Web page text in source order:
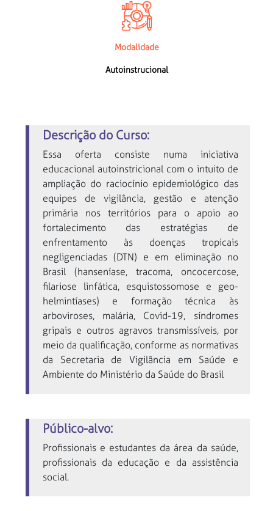
Modalidade
Autoinstrucional
Descrição do Curso:
Essa oferta consiste numa iniciativa
educacional autoinstricional com o intuito de
ampliação do raciocínio epidemiológico das
equipes de vigilância, gestão e atenção
primária nos territórios para o apoio ao
fortalecimento das estratégias de
enfrentamento às doenças tropicais
negligenciadas (DTN) e em eliminação no
Brasil (hanseníase, tracoma, oncocercose,
filariose linfática, esquistossomose e geo-
helmintíases) e formação técnica às
arboviroses, malária, Covid-19, síndromes
gripais e outros agravos transmissíveis, por
meio da qualificação, conforme as normativas
da Secretaria de Vigilância em Saúde e
Ambiente do Ministério da Saúde do Brasil
Público-alvo:
Profissionais e estudantes da área da saúde,
profissionais da educação e da assistência
social.